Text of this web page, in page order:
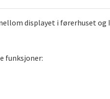
displayet i førerhuset og
funksjoner: